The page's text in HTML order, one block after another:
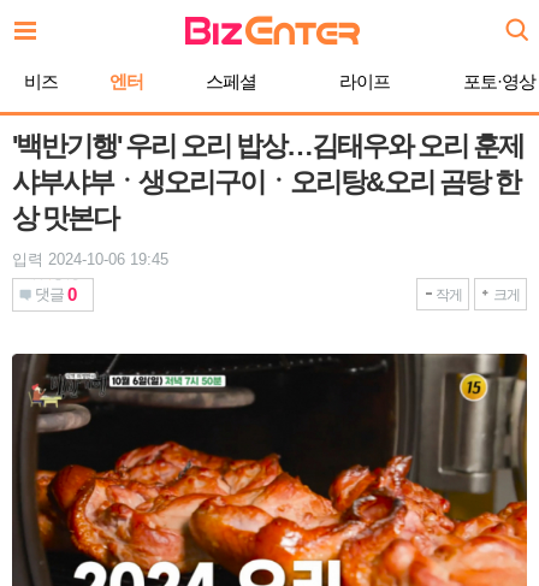
문
비즈 엔터 스페셜 라이프 포토·영상
'백반기행' 우리 오리 밥상…김태우와 오리 훈제
샤부샤부ㆍ생오리구이ㆍ오리탕&오리 곰탕 한
상 맛본다
입력 2024-10-06 19:45
댓글 0 작게 크게